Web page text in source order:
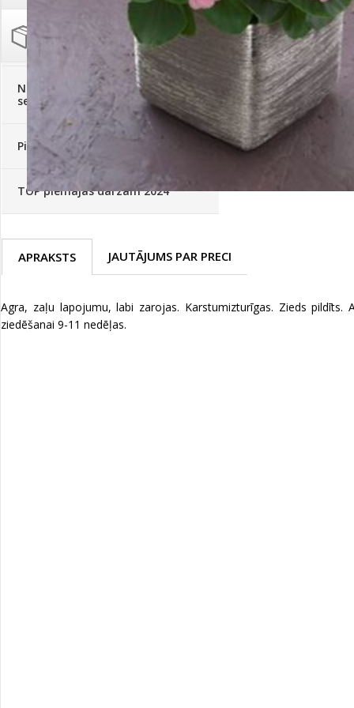
Palīglīdzekļi augu audzēšanai(72)
Klientu Diena
Novatec - izcils mēslošanai arī
sezonas otrajā pusē!
Piedāvājums ābeļdārziem
TOP piemājas dārzam 2024
APRAKSTS JAUTĀJUMS PAR PRECI
Agra, zaļu lapojumu, labi zarojas. Karstumizturīgas. Zieds
ziedēšanai 9-11 nedēļas.